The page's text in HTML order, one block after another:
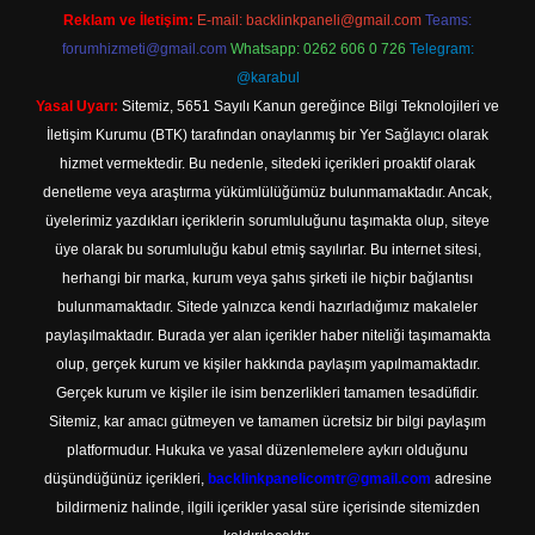
Reklam ve İletişim: E-mail: backlinkpaneli@gmail.com Teams:
forumhizmeti@gmail.com Whatsapp: 0262 606 0 726 Telegram:
@karabul
Yasal Uyarı: Sitemiz, 5651 Sayılı Kanun gereğince Bilgi Teknolojileri ve
İletişim Kurumu (BTK) tarafından onaylanmış bir Yer Sağlayıcı olarak
hizmet vermektedir. Bu nedenle, sitedeki içerikleri proaktif olarak
denetleme veya araştırma yükümlülüğümüz bulunmamaktadır. Ancak,
üyelerimiz yazdıkları içeriklerin sorumluluğunu taşımakta olup, siteye
üye olarak bu sorumluluğu kabul etmiş sayılırlar. Bu internet sitesi,
herhangi bir marka, kurum veya şahıs şirketi ile hiçbir bağlantısı
bulunmamaktadır. Sitede yalnızca kendi hazırladığımız makaleler
paylaşılmaktadır. Burada yer alan içerikler haber niteliği taşımamakta
olup, gerçek kurum ve kişiler hakkında paylaşım yapılmamaktadır.
Gerçek kurum ve kişiler ile isim benzerlikleri tamamen tesadüfidir.
Sitemiz, kar amacı gütmeyen ve tamamen ücretsiz bir bilgi paylaşım
platformudur. Hukuka ve yasal düzenlemelere aykırı olduğunu
düşündüğünüz içerikleri, backlinkpanelicomtr@gmail.com adresine
bildirmeniz halinde, ilgili içerikler yasal süre içerisinde sitemizden